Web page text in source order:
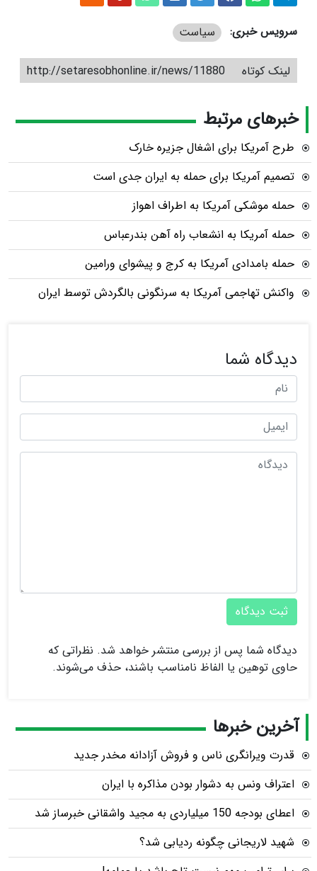
سرویس خبری: سیاست
لینک کوتاه http://setaresobhonline.ir/news/11880
خبرهای مرتبط
طرح آمریکا برای اشغال جزیره خارک
تصمیم آمریکا برای حمله به ایران جدی است
حمله موشکی آمریکا به اطراف اهواز
حمله آمریکا به انشعاب راه آهن بندرعباس
حمله بامدادی آمریکا به کرج و پیشوای ورامین
واکنش تهاجمی آمریکا به سرنگونی بالگردش توسط ایران
دیدگاه شما
ثبت دیدگاه
دیدگاه شما پس از بررسی منتشر خواهد شد. نظراتی که
حاوی توهین یا الفاظ نامناسب باشند، حذف می‌شوند.
آخرین خبرها
قدرت ویرانگری ناس و فروش آزادانه مخدر جدید
اعتراف ونس به دشوار بودن مذاکره با ایران
اعطای بودجه 150 میلیاردی به مجید واشقانی خبرساز شد
شهید لاریجانی چگونه ردیابی شد؟